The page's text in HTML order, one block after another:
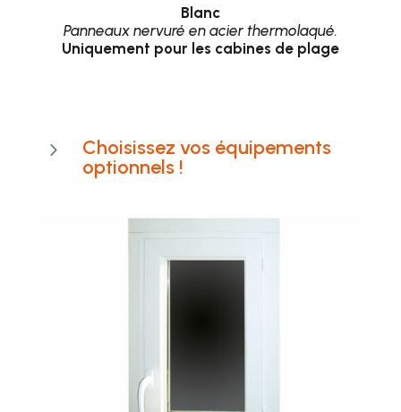
B lanc
Panneaux nervuré en acier thermolaqué.
Uniquement pour les cabines de plage
5
Choisissez vos équipements
optionnels !